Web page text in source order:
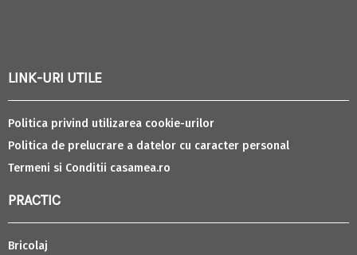
LINK-URI UTILE
Politica privind utilizarea cookie-urilor
Politica de prelucrare a datelor cu caracter personal
Termeni si Conditii casamea.ro
PRACTIC
Bricolaj